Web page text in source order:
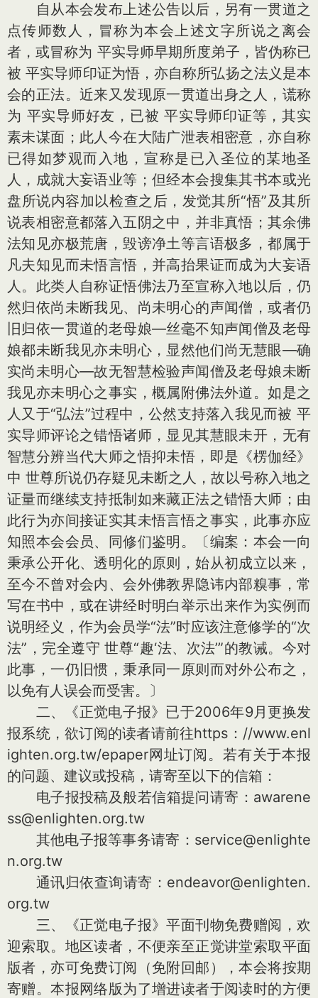
自从本会发布上述公告以后，另有一贯道之
点传师数人，冒称为本会上述文字所说之离会
者，或冒称为 平实导师早期所度弟子，皆伪称已
被 平实导师印证为悟，亦自称所弘扬之法义是本
会的正法。近来又发现原一贯道出身之人，谎称
为 平实导师好友，已被 平实导师印证等，其实
素未谋面；此人今在大陆广泄表相密意，亦自称
已得如梦观而入地，宣称是已入圣位的某地圣
人，成就大妄语业等；但经本会搜集其书本或光
盘所说内容加以检查之后，发觉其所“悟”及其所
说表相密意都落入五阴之中，并非真悟；其余佛
法知见亦极荒唐，毁谤净土等言语极多，都属于
凡夫知见而未悟言悟，并高抬果证而成为大妄语
人。此类人自称证悟佛法乃至宣称入地以后，仍
然归依尚未断我见、尚未明心的声闻僧，或者仍
旧归依一贯道的老母娘—丝毫不知声闻僧及老母
娘都未断我见亦未明心，显然他们尚无慧眼—确
实尚未明心—故无智慧检验声闻僧及老母娘未断
我见亦未明心之事实，概属附佛法外道。如是之
人又于“弘法”过程中，公然支持落入我见而被 平
实导师评论之错悟诸师，显见其慧眼未开，无有
智慧分辨当代大师之悟抑未悟，即是《楞伽经》
中 世尊所说仍存疑见未断之人，故以号称入地之
证量而继续支持抵制如来藏正法之错悟大师；由
此行为亦间接证实其未悟言悟之事实，此事亦应
知照本会会员、同修们鉴明。〔编案：本会一向
秉承公开化、透明化的原则，始从初成立以来，
至今不曾对会内、会外佛教界隐讳内部糗事，常
写在书中，或在讲经时明白举示出来作为实例而
说明经义，作为会员学“法”时应该注意修学的“次
法”，完全遵守 世尊“趣‘法、次法’”的教诫。今对
此事，一仍旧惯，秉承同一原则而对外公布之，
以免有人误会而受害。〕
二、《正觉电子报》已于2006年9月更换发
报系统，欲订阅的读者请前往https：//www.enl
ighten.org.tw/epaper网址订阅。若有关于本报
的问题、建议或投稿，请寄至以下的信箱：
电子报投稿及般若信箱提问请寄：awarene
ss@enlighten.org.tw
其他电子报等事务请寄：service@enlighte
n.org.tw
通讯归依查询请寄：endeavor@enlighten.
org.tw
三、《正觉电子报》平面刊物免费赠阅，欢
迎索取。地区读者，不便亲至正觉讲堂索取平面
版者，亦可免费订阅（免附回邮），本会将按期
寄赠。本报网络版为了增进读者于阅读时的方便